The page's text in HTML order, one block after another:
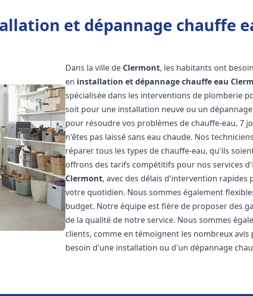
et dépannage chauffe
Dans la ville de Clermont, les habitants ont
en installation et dépannage chauffe eau
spécialisée dans les interventions de plomberie
soit pour une installation neuve ou un
pour résoudre vos problèmes de chauffe-eau, 7
n'êtes pas laissé sans eau chaude. Nos
réparer tous les types de chauffe-eau, qu'ils
offrons des tarifs compétitifs pour nos services d'
Clermont, avec des délais d'intervention
votre quotidien. Nous sommes également
budget. Notre équipe est fière de proposer des
de la qualité de notre service. Nous sommes
clients, comme en témoignent les nombreux avis
besoin d'une installation ou d'un dépannage